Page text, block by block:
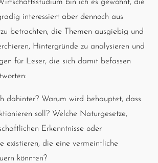
bin ich es gewohnt, die
interessiert aber dennoch aus
betrachten, die Themen ausgiebig und
Hintergründe zu analysieren und
für Leser, die sich damit befassen
dahinter? Warum wird behauptet, dass
soll? Welche Naturgesetze,
Erkenntnisse oder
existieren, die eine vermeintliche
könnten?